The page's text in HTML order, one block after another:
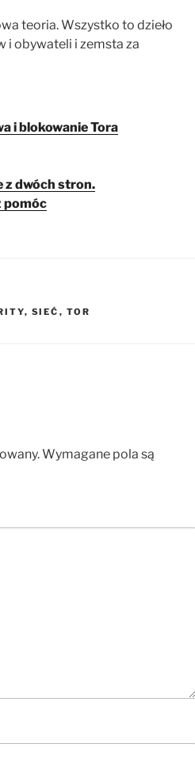
teoria. Wszystko to dzieło
obywateli i zemsta za
i blokowanie Tora
z dwóch stron.
pomóc
, SIEĆ , TOR
Wymagane pola są